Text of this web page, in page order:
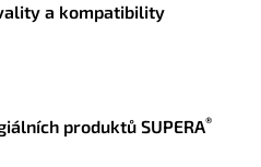
a kompatibility
produktů SUPERA®